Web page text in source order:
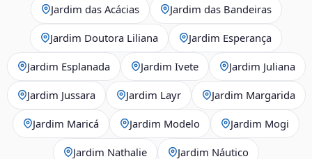
Jardim das Acácias Jardim das Bandeiras
Jardim Doutora Liliana Jardim Esperança
Jardim Esplanada Jardim Ivete Jardim Juliana
Jardim Jussara Jardim Layr Jardim Margarida
Jardim Maricá Jardim Modelo Jardim Mogi
Jardim Nathalie Jardim Náutico